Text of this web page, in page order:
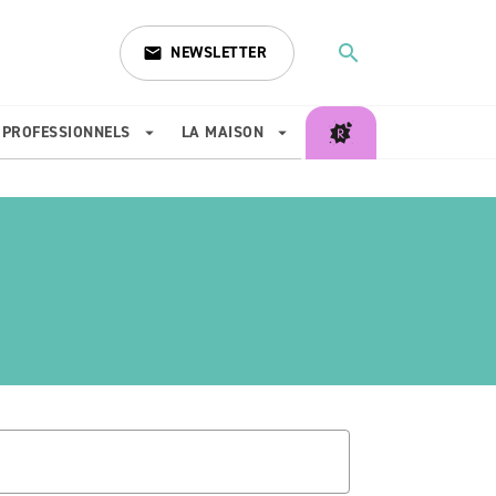
email NEWSLETTER search
PROFESSIONNELS arrow_drop_down LA MAISON arrow_drop_down
search